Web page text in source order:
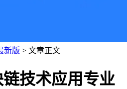
新版 > 文章正文
技术应用专业